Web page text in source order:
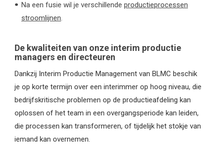
Na een fusie wil je verschillende productieprocessen
stroomlijnen.
De kwaliteiten van onze interim productie
managers en directeuren
Dankzij Interim Productie Management van BLMC beschik
je op korte termijn over een interimmer op hoog niveau, die
bedrijfskritische problemen op de productieafdeling kan
oplossen of het team in een overgangsperiode kan leiden,
die processen kan transformeren, of tijdelijk het stokje van
iemand kan overnemen.